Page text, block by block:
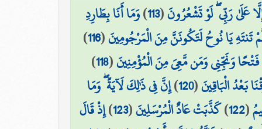
عَلَىٰ رَبِّي ۖ لَوْ تَشْعُرُونَ(
113
)وَمَا أَنَا بِطَارِدِ
تَنتَهِ يَا نُوحُ لَتَكُونَنَّ مِنَ الْمَرْجُومِينَ(
116
)
وَنَجِّنِي وَمَن مَّعِيَ مِنَ الْمُؤْمِنِينَ(
118
)
بَعْدُ الْبَاقِينَ(
120
)إِنَّ فِي ذَٰلِكَ لَآيَةً ۖ وَمَا
(
122
)كَذَّبَتْ عَادٌ الْمُرْسَلِينَ(
123
)إِذْ قَالَ